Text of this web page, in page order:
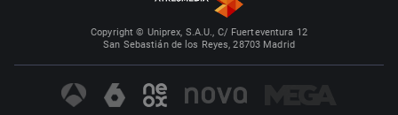
Copyright © Uniprex, S.A.U., C/ Fuerteventura 12
San Sebastián de los Reyes, 28703 Madrid